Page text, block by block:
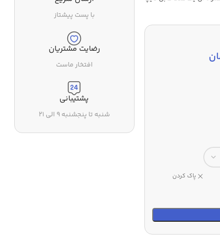
پاک کردن
با پست پیشتاز
رضایت مشتریان
افتخار ماست
پشتیبانی
شنبه تا پنجشنبه ۹ الی ۲۱